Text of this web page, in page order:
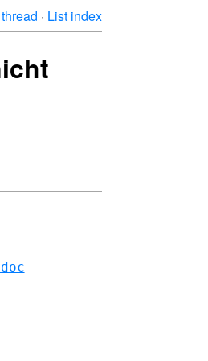
· List index